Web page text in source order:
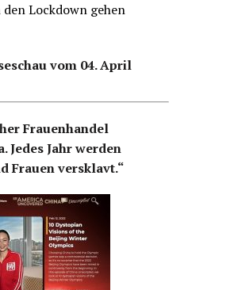
Lockdown gehen
vom 04. April
Frauenhandel
Jedes Jahr werden
Frauen versklavt.“